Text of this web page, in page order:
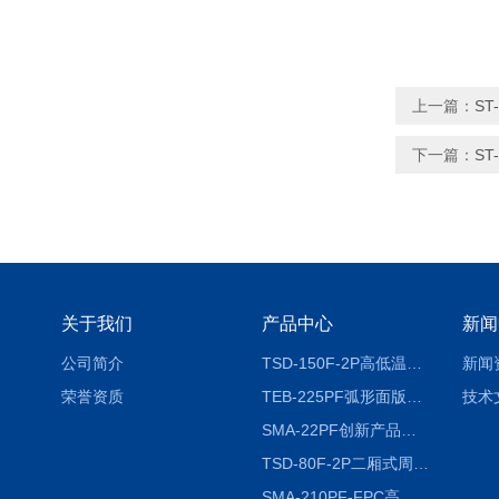
上一篇：
下一篇：
关于我们
公司简介
荣誉资质
产品中心 新
新闻
技术